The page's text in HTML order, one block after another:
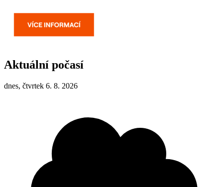
Aktuální počasí
dnes, čtvrtek 6. 8. 2026